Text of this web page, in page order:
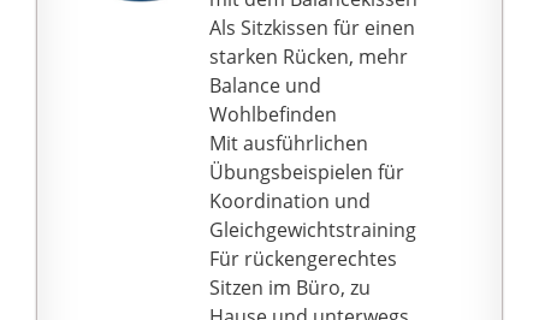
Das Aufpumpen fällt
einem sehr einfach und
dauert nur ein paar
Sekunden, damit Sie
das Luftsitzkissen so
schnell wie möglich
gebrauchen können.
Schreibtisch lesen und
am Esstisch essen, so
dass sie bequem
stillsitzen können.
Verwandelt normale
Klassenzimmermöbel in
einen Wackelsitz für
sensorische Kinder.
★ 【Balance Disk
Posture Perfect】:
Erleben Sie die
Als Sitzkissen für einen
starken Rücken, mehr
Balance und
Wohlbefinden
Mit ausführlichen
Übungsbeispielen für
Koordination und
Gleichgewichtstraining
Für rückengerechtes
Sitzen im Büro, zu